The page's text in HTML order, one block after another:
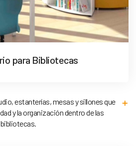
para Bibliotecas
estanterías, mesas y sillones que
y la organización dentro de las
bibliotecas.